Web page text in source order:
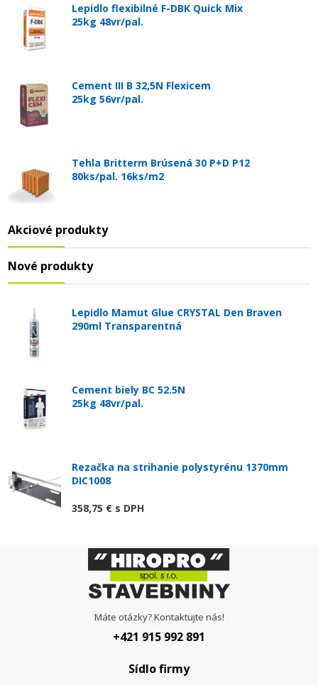
Lepidlo flexibilné F-DBK Quick Mix
25kg 48vr/pal.
Cement III B 32,5N Flexicem
25kg 56vr/pal.
Tehla Britterm Brúsená 30 P+D P12
80ks/pal. 16ks/m2
Akciové produkty
Nové produkty
Lepidlo Mamut Glue CRYSTAL Den Braven
290ml Transparentná
Cement biely BC 52.5N
25kg 48vr/pal.
Rezačka na strihanie polystyrénu 1370mm
DIC1008
358,75 € s DPH
Máte otázky? Kontaktujte nás!
+421 915 992 891
Sídlo firmy